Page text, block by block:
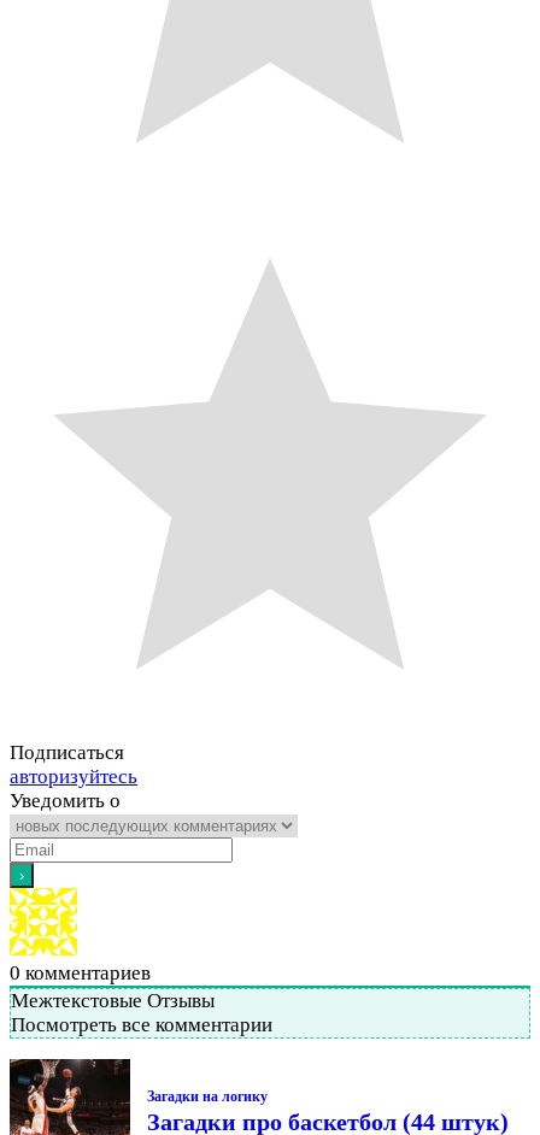
Подписаться
авторизуйтесь
Уведомить о
0 комментариев
Межтекстовые Отзывы
Посмотреть все комментарии
Загадки на логику
Загадки про баскетбол (44 штук)